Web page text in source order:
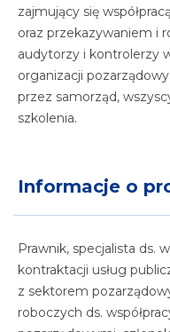
publicznego,
pozarządową?
Działalność
publicznego.
Działalność
gospodarcza.
pożytku
zajmujący się
oraz przekazywaniem i
audytorzy i kontrolerzy
organizacji
przez samorząd,
szkolenia.
Informacje o
Prawnik, specjalista ds.
kontraktacji usług
z sektorem
roboczych ds.